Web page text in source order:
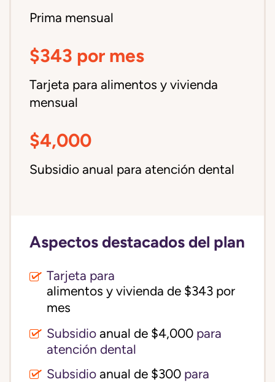
Prima mensual
$343 por mes
Tarjeta para alimentos y vivienda
mensual
$4,000
Subsidio anual para atención dental
Aspectos destacados del plan
Tarjeta para
alimentos y vivienda de $343 por
mes
Subsidio anual de $4,000 para
atención dental
Subsidio anual de $300 para